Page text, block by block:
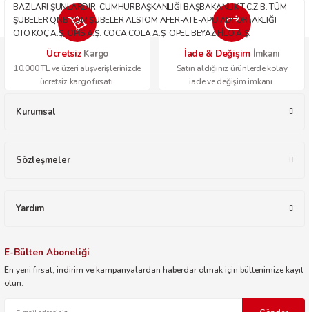
BAZILARI ŞUNLARDIR; CUMHURBAŞKANLIĞI BAŞBAKANLIK T.C.Z.B. TÜM
ŞUBELER QNB TÜM ŞUBELER ALSTOM AFER-ATE-APU ADİ ORTAKLIĞI
OTO KOÇ A.Ş. OPİS A.Ş. COCA COLA A.Ş. OPEL BEYAZ FİLO A.Ş.
Ücretsiz Kargo
10.000 TL ve üzeri alışverişlerinizde
ücretsiz kargo fırsatı.
İade & Değişim İmkanı
Satın aldığınız ürünlerde kolay
iade ve değişim imkanı.
Kurumsal
Sözleşmeler
Yardım
E-Bülten Aboneliği
En yeni fırsat, indirim ve kampanyalardan haberdar olmak için bültenimize kayıt
olun.